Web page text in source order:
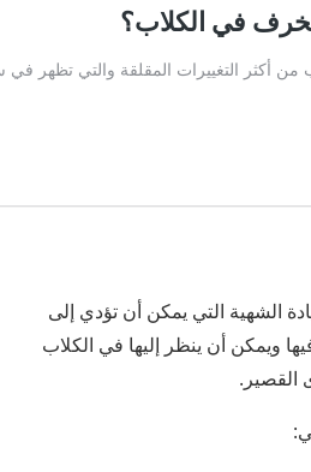
الشهية التي يمكن أن تؤدي إلى
ويمكن أن ينظر إليها في الكلاب
القصير.